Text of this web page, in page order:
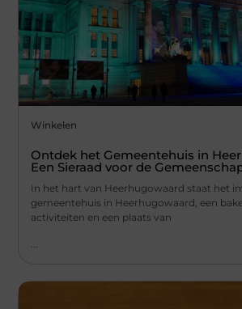
Winkelen
Ontdek het Gemeentehuis in
Een Sieraad voor de
In het hart van Heerhugowaard staat het
gemeentehuis in Heerhugowaard, een
activiteiten en een plaats van